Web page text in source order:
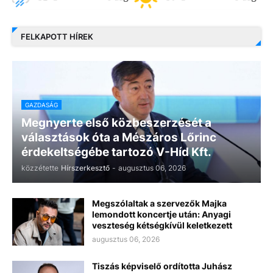
FELKAPOTT HÍREK
GAZDASÁG
Megnyerte első közbeszerzését a
választások óta a Mészáros Lőrinc
érdekeltségébe tartozó V-Híd Kft.
közzétette Hírszerkesztő - augusztus 06, 2026
Megszólaltak a szervezők Majka
lemondott koncertje után: Anyagi
veszteség kétségkívül keletkezett
augusztus 06, 2026
Tiszás képviselő ordította Juhász